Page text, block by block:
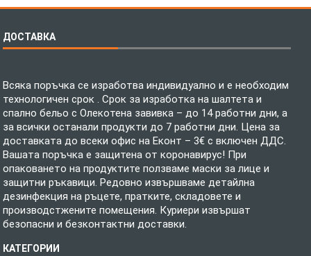
ДОСТАВКА
Всяка поръчка се изработва индивидуално и е необходим
технологичен срок . Срок за изработка на шалтета и
спално бельо с Олекотена завивка – до 14 работни дни, а
за всички останали продукти до 7 работни дни. Цена за
доставката до всеки офис на Еконт – 3€ с включен ДДС.
Вашата поръчка е защитена от коронавирус! При
опаковането на продуктите ползваме маски за лице и
защитни ръкавици. Редовно извършваме детайлна
дезинфекция на ръцете, пратките, складовете и
производстжените помещения. Куриери извършат
безопасни и безконтактни доставки.
КАТЕГОРИИ